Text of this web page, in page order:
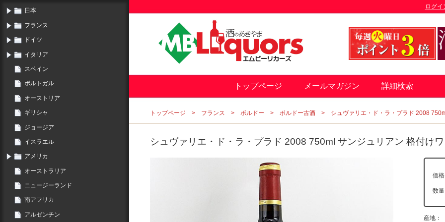
日本
フランス
ドイツ
イタリア
スペイン
ポルトガル
オーストリア
ギリシャ
ジョージア
イスラエル
アメリカ
オーストラリア
ニュージーランド
南アフリカ
アルゼンチン
ログイ
トップページ メールマガジン 詳細検索
トップページ フランス ボルドー ボルドー古酒 シュヴァリエ・ド・ラ・プラド 2008
シュヴァリエ・ド・ラ・プラド 2008 750ml サンジュリアン 格付け
価
数
産地